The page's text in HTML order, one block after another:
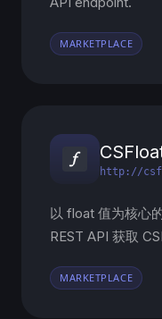
MARKETPLACE
http://
以 float 值为核心
REST API 获取
MARKETPLACE